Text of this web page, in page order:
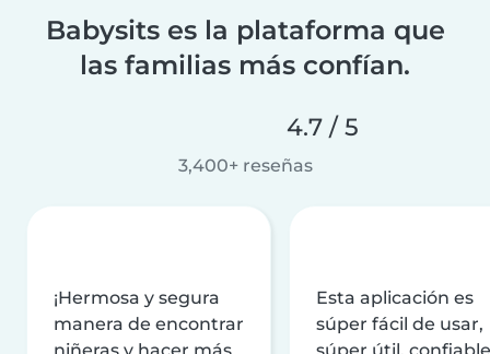
Babysits es la plataforma que
las familias más confían.
4.7 / 5
3,400+ reseñas
¡Hermosa y segura
manera de encontrar
Esta aplicación es
súper fácil de usar,